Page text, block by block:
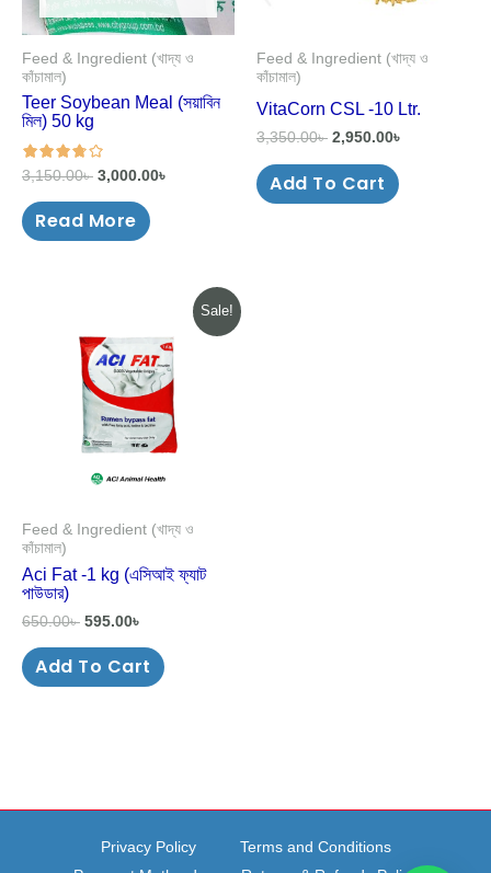
Feed & Ingredient (খাদ্য ও
কাঁচামাল)
Teer Soybean Meal (সয়াবিন
মিল) 50 kg
out of 5
3,150.00৳ 3,000.00৳
Read More
Feed & Ingredient (খাদ্য ও
কাঁচামাল)
VitaCorn CSL -10 Ltr.
3,350.00৳ 2,950.00৳
Add To Cart
Sale!
Feed & Ingredient (খাদ্য ও
কাঁচামাল)
Aci Fat -1 kg (এসিআই ফ্যাট
পাউডার)
650.00৳
was:
650.00৳ .
595.00৳
Current
is:
595.00৳ .
Add To Cart
Privacy Policy
Terms and Conditions